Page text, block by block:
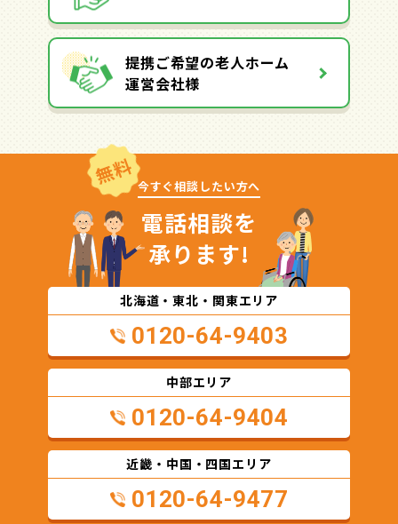
提携ご希望の老人ホーム
運営会社様
無料 今すぐ相談したい方へ
電話相談を
承ります!
北海道・東北・関東エリア
0120-64-9403
中部エリア
0120-64-9404
近畿・中国・四国エリア
0120-64-9477